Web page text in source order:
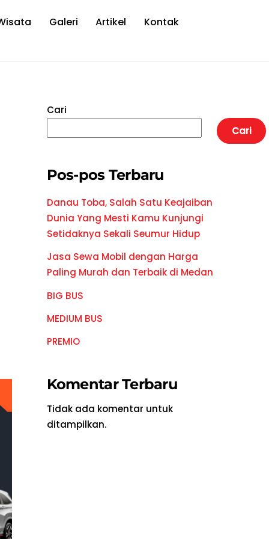
Galeri Artikel Kontak
Cari
Cari
Pos-pos Terbaru
Danau Toba, Salah Satu Keajaiban
Dunia Yang Mesti Kamu Kunjungi
Setidaknya Sekali Seumur Hidup
Jasa Sewa Mobil dengan Harga
Paling Murah dan Terbaik di Medan
BIG BUS
MEDIUM BUS
PREMIO
Komentar Terbaru
Tidak ada komentar untuk
ditampilkan.